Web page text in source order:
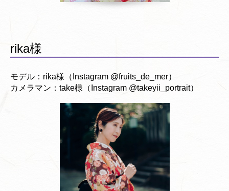
rika様
モデル：rika様（Instagram @fruits_de_mer）
カメラマン：take様（Instagram @takeyii_portrait）